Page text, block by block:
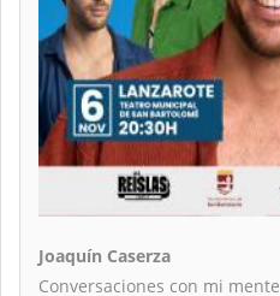
Joaquín Caserza
Conversaciones con mi mente